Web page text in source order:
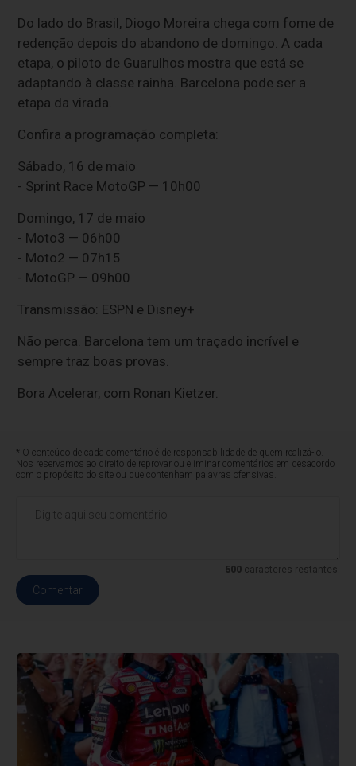
Do lado do Brasil, Diogo Moreira chega com fome de
redenção depois do abandono de domingo. A cada
etapa, o piloto de Guarulhos mostra que está se
adaptando à classe rainha. Barcelona pode ser a
etapa da virada.
Confira a programação completa:
Sábado, 16 de maio
- Sprint Race MotoGP — 10h00
Domingo, 17 de maio
- Moto3 — 06h00
- Moto2 — 07h15
- MotoGP — 09h00
Transmissão: ESPN e Disney+
Não perca. Barcelona tem um traçado incrível e
sempre traz boas provas.
Bora Acelerar, com Ronan Kietzer.
* O conteúdo de cada comentário é de responsabilidade de quem realizá-lo.
Nos reservamos ao direito de reprovar ou eliminar comentários em desacordo
com o propósito do site ou que contenham palavras ofensivas.
500caracteres restantes.
Comentar